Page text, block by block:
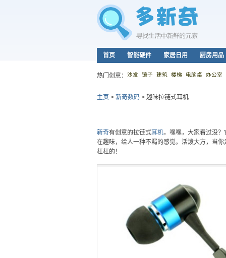
首页 智能硬件 家居日用 厨房用品
热门创意： 沙发 镜子 建筑 楼梯 电脑桌 办公室
主页 > 新奇数码 > 趣味拉链式耳机
新奇有创意的拉链式耳机，嘿嘿，大家看过没
在趣味，给人一种不羁的感觉。活泼大方，当
杠杠的！